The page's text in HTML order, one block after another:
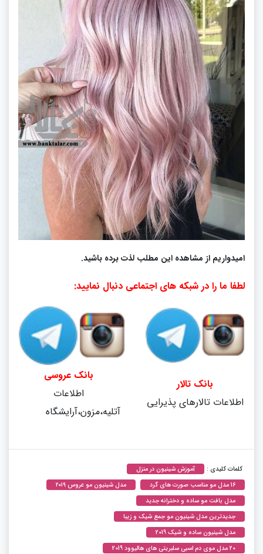
امیدواریم از مشاهده این مطلب لذت برده باشید.
لطفا ما را در شبکه های اجتماعی دنبال نمایید:
بانک تالار
اطلاعات تالارهای پذیرایی
بانک عروسی
اطلاعات
آتلیه،مزون،آرایشگاه
کلمات کلیدی :
آموزش شینیون در منزل
16 مدل مو مناسب صورت های گرد
مدل شینیون مو عروس ۲۰۱۹
مدل بافت مو ساده و دخترانه جدید
جدیدترین مدل شینیون مو جمع شیک و زیبا
مدل شینیون ساده و شیک 2019
20 مدل موی دم اسبی سلبریتی های هالیوود 2019